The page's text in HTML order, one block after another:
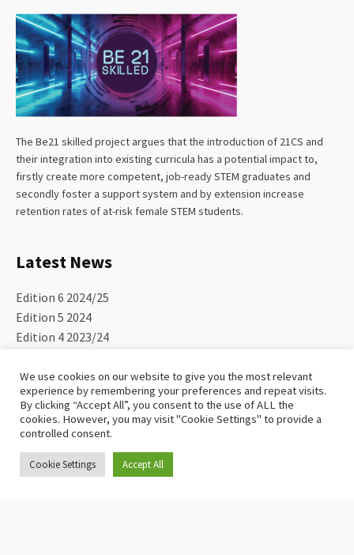
The Be21 skilled project argues that the introduction of 21CS and
their integration into existing curricula has a potential impact to,
firstly create more competent, job-ready STEM graduates and
secondly foster a support system and by extension increase
retention rates of at-risk female STEM students.
Latest News
Edition 6 2024/25
Edition 5 2024
Edition 4 2023/24
Commission. The author is solely responsible for this publication
(communication) and the Commission accepts no responsibility for
We use cookies on our website to give you the most relevant
experience by remembering your preferences and repeat visits.
By clicking “Accept All”, you consent to the use of ALL the
cookies. However, you may visit "Cookie Settings" to provide a
controlled consent.
Cookie Settings Accept All